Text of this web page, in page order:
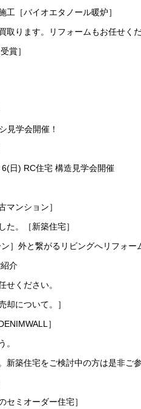
［バイオエタノール暖炉］
取ります。リフォームもお任せく
賞］
見学会開催！
日) RC住宅 構造見学会開催
マンション］
た。［新築住宅］
］外と繋がるリビングへリフォー
介
せください。
却について。］
］
。
新築住宅をご検討中の方は是非ご
セミオーダー住宅］